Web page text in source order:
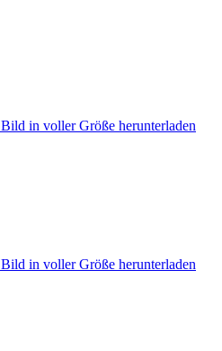
Bild in voller Größe herunterladen
Bild in voller Größe herunterladen